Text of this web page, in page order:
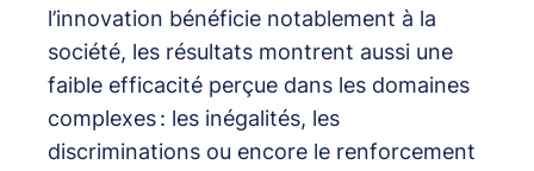
l’innovation bénéficie notablement à la
société, les résultats montrent aussi une
faible efficacité perçue dans les domaines
complexes : les inégalités, les
discriminations ou encore le renforcement